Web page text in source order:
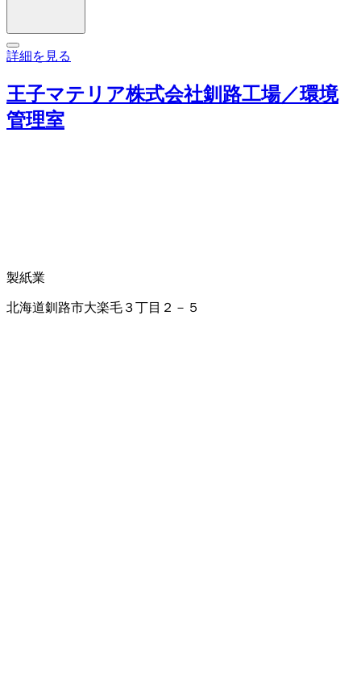
詳細を見る
王子マテリア株式会社釧路工場／環境
管理室
製紙業
北海道釧路市大楽毛３丁目２－５